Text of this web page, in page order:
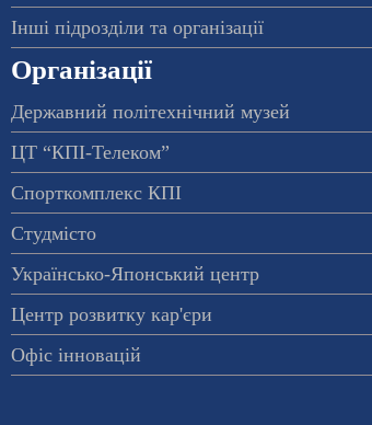
Інші підрозділи та організації
Організації
Державний політехнічний музей
ЦТ “КПІ-Телеком”
Спорткомплекс КПІ
Студмісто
Українсько-Японський центр
Центр розвитку кар'єри
Офіс інновацій